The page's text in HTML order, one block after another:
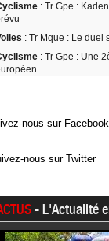
: Tr Gpe :
: Tr Mque : Le duel
: Tr Gpe : Une
nous sur Facebook
nous sur Twitter
- L'Actualité